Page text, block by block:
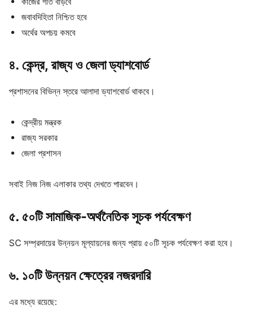
জবাবদিহিতা নিশ্চিত হবে
অর্থের অপচয় কমবে
৪. কেন্দ্র, রাজ্য ও জেলা ড্যাশবোর্ড
প্রশাসনের বিভিন্ন স্তরে আলাদা ড্যাশবোর্ড থাকবে।
কেন্দ্রীয় মন্ত্রক
রাজ্য সরকার
জেলা প্রশাসন
সবাই নিজ নিজ এলাকার তথ্য দেখতে পারবেন।
৫. ৫০টি সামাজিক-অর্থনৈতিক সূচক পর্যবেক্ষণ
SC সম্প্রদায়ের উন্নয়ন মূল্যায়নের জন্য প্রায় ৫০টি সূচক পর্যবেক্ষণ করা হবে।
৬. ১০টি উন্নয়ন ক্ষেত্রের নজরদারি
এর মধ্যে রয়েছে: